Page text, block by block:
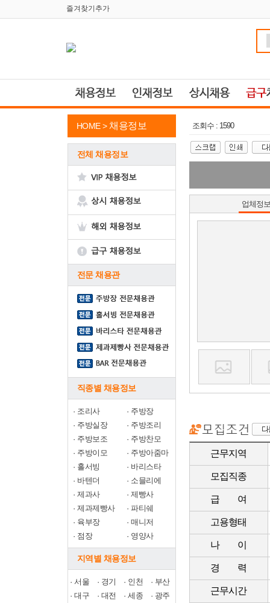
즐겨찾기추가
HOME > 채용정보
전체 채용정보
전문 채용관
직종별 채용정보
· 조리사 · 주방장
· 주방실장 · 주방조리
· 주방보조 · 주방찬모
· 주방이모 · 주방아줌마
· 홀서빙 · 바리스타
· 바텐더 · 소믈리에
·제과사 ·제빵사
·제과제빵사 ·파티쉐
· 육부장 ·매니저
· 점장 · 영양사
지역별 채용정보
· 서울 · 경기 · 인천 · 부산
· 대구 · 대전 · 세종 · 광주
조회수 : 1590
업체정보
근무지역
모집직종
급 여
고용형태
나 이
경 력
근무시간